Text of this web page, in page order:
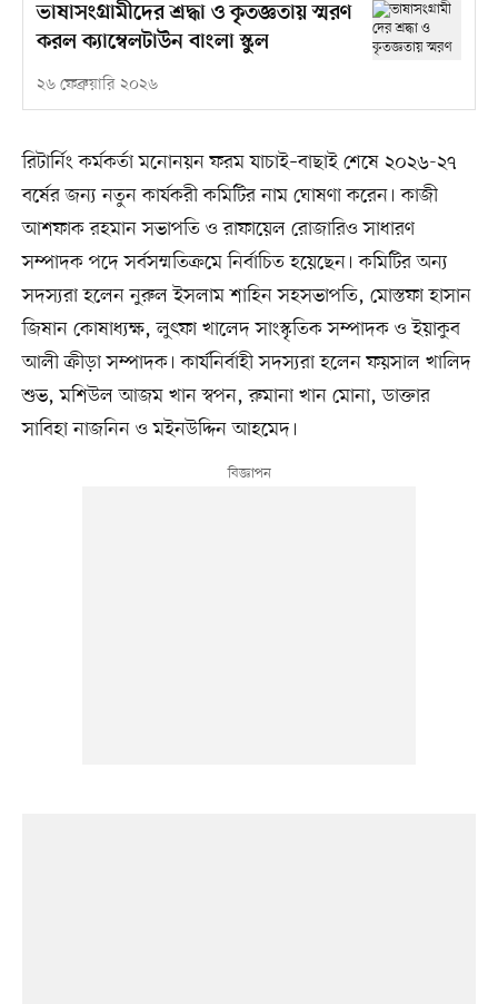
ভাষাসংগ্রামীদের শ্রদ্ধা ও কৃতজ্ঞতায় স্মরণ
করল ক্যাম্বেলটাউন বাংলা স্কুল
২৬ ফেব্রুয়ারি ২০২৬
রিটার্নিং কর্মকর্তা মনোনয়ন ফরম যাচাই–বাছাই শেষে ২০২৬-২৭
বর্ষের জন্য নতুন কার্যকরী কমিটির নাম ঘোষণা করেন। কাজী
আশফাক রহমান সভাপতি ও রাফায়েল রোজারিও সাধারণ
সম্পাদক পদে সর্বসম্মতিক্রমে নির্বাচিত হয়েছেন। কমিটির অন্য
সদস্যরা হলেন নুরুল ইসলাম শাহিন সহসভাপতি, মোস্তফা হাসান
জিষান কোষাধ্যক্ষ, লুৎফা খালেদ সাংস্কৃতিক সম্পাদক ও ইয়াকুব
আলী ক্রীড়া সম্পাদক। কার্যনির্বাহী সদস্যরা হলেন ফয়সাল খালিদ
শুভ, মশিউল আজম খান স্বপন, রুমানা খান মোনা, ডাক্তার
সাবিহা নাজনিন ও মইনউদ্দিন আহমেদ।